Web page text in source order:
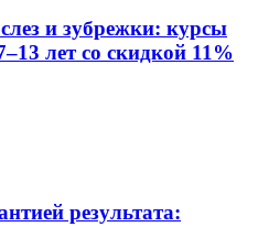
и зубрежки: курсы
лет со скидкой 11%
результата: